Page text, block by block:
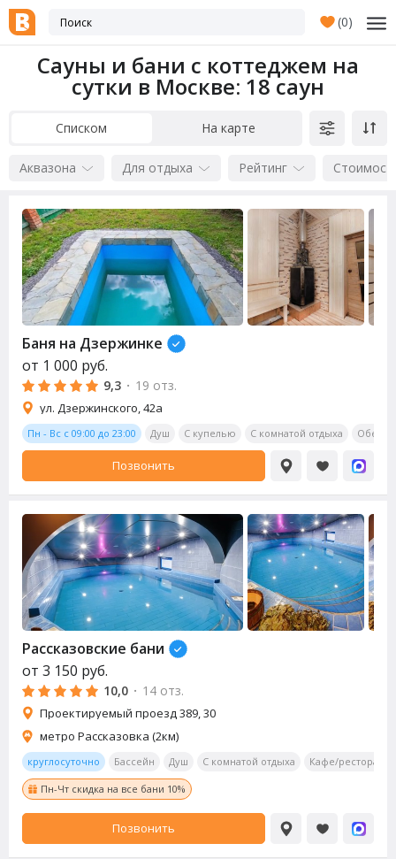
(0)
Сауны и бани с коттеджем на
сутки в Москве: 18 саун
Списком На карте
Аквазона Для отдыха Рейтинг
Баня на Дзержинке
от 1 000 руб.
9,3 · 19 отз.
ул. Дзержинского, 42а
Пн - Вс с 09:00 до 23:00 Душ С купелью С комнатой отдыха
Позвонить
Рассказовские бани
от 3 150 руб.
10,0 · 14 отз.
Проектируемый проезд 389, 30
метро Рассказовка (2км)
круглосуточно Бассейн Душ С комнатой отдыха Кафе/ресторан
Пн-Чт скидка на все бани 10%
Позвонить